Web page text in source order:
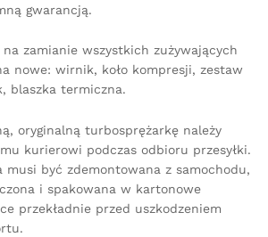
gwarancją.
na zamianie wszystkich zużywających
nowe: wirnik, koło kompresji, zestaw
blaszka termiczna.
oryginalną turbosprężarkę należy
kurierowi podczas odbioru przesyłki.
musi być zdemontowana z samochodu,
i spakowana w kartonowe
przekładnie przed uszkodzeniem